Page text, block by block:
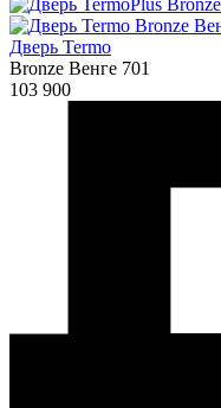
Дверь Termo
Bronze Венге 701
103 900